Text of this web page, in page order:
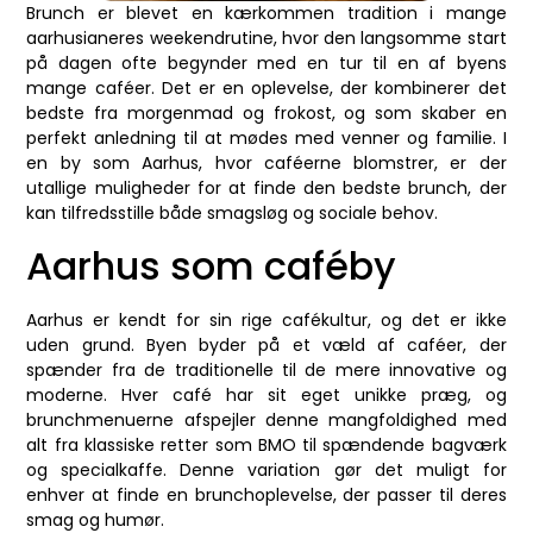
Brunch er blevet en kærkommen tradition i mange
aarhusianeres weekendrutine, hvor den langsomme start
på dagen ofte begynder med en tur til en af byens
mange caféer. Det er en oplevelse, der kombinerer det
bedste fra morgenmad og frokost, og som skaber en
perfekt anledning til at mødes med venner og familie. I
en by som Aarhus, hvor caféerne blomstrer, er der
utallige muligheder for at finde den bedste brunch, der
kan tilfredsstille både smagsløg og sociale behov.
Aarhus som caféby
Aarhus er kendt for sin rige cafékultur, og det er ikke
uden grund. Byen byder på et væld af caféer, der
spænder fra de traditionelle til de mere innovative og
moderne. Hver café har sit eget unikke præg, og
brunchmenuerne afspejler denne mangfoldighed med
alt fra klassiske retter som BMO til spændende bagværk
og specialkaffe. Denne variation gør det muligt for
enhver at finde en brunchoplevelse, der passer til deres
smag og humør.